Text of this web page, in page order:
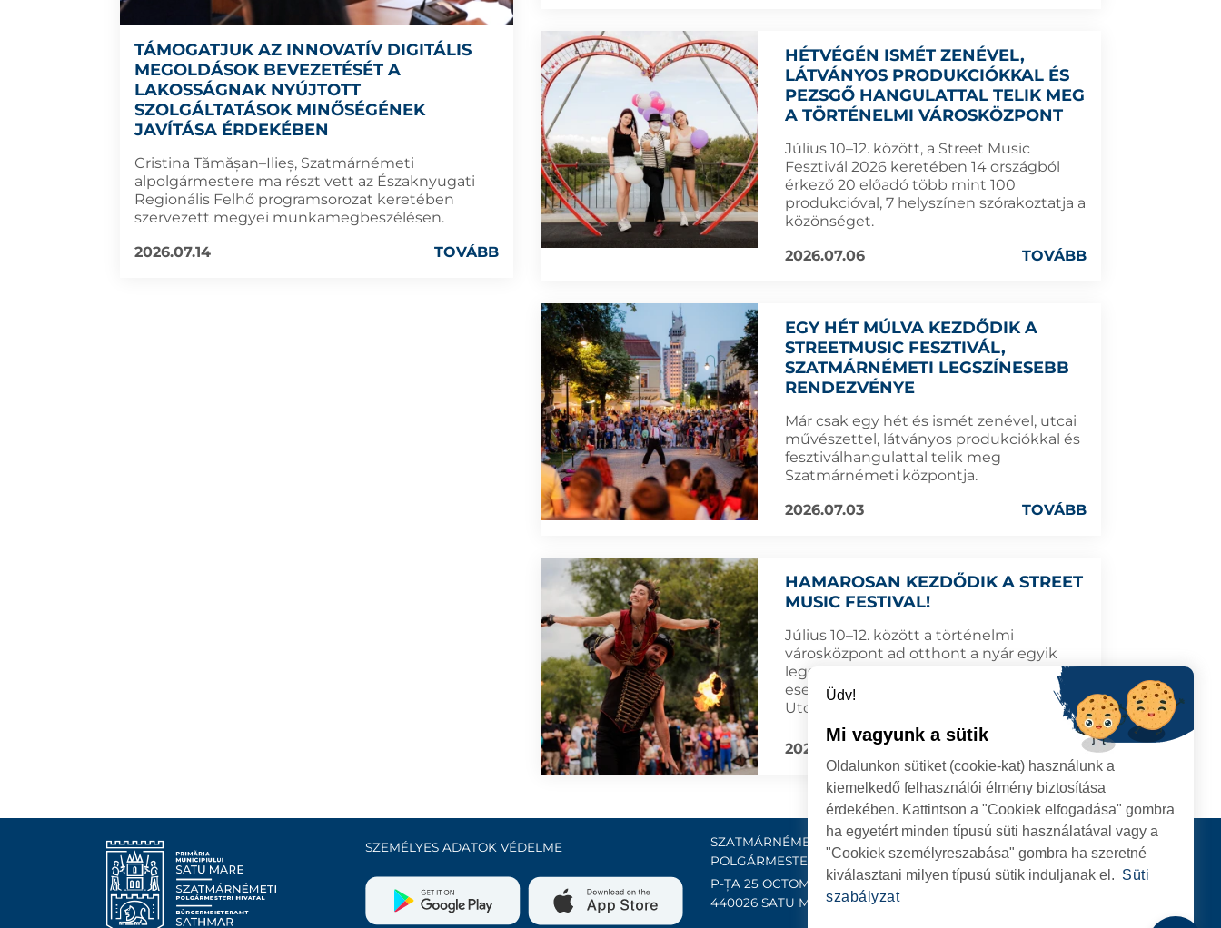
TÁMOGATJUK AZ INNOVATÍV DIGITÁLIS
MEGOLDÁSOK BEVEZETÉSÉT A
LAKOSSÁGNAK NYÚJTOTT
SZOLGÁLTATÁSOK MINŐSÉGÉNEK
JAVÍTÁSA ÉRDEKÉBEN
Cristina Tămășan–Ilieș, Szatmárnémeti
alpolgármestere ma részt vett az Északnyugati
Regionális Felhő programsorozat keretében
szervezett megyei munkamegbeszélésen.
2026.07.14
TOVÁBB
HÉTVÉGÉN ISMÉT ZENÉVEL,
LÁTVÁNYOS PRODUKCIÓKKAL ÉS
PEZSGŐ HANGULATTAL TELIK MEG
A TÖRTÉNELMI VÁROSKÖZPONT
Július 10–12. között, a Street Music
Fesztivál 2026 keretében 14 országból
érkező 20 előadó több mint 100
produkcióval, 7 helyszínen szórakoztatja a
közönséget.
2026.07.06
TOVÁBB
EGY HÉT MÚLVA KEZDŐDIK A
STREETMUSIC FESZTIVÁL,
SZATMÁRNÉMETI LEGSZÍNESEBB
RENDEZVÉNYE
Már csak egy hét és ismét zenével, utcai
művészettel, látványos produkciókkal és
fesztiválhangulattal telik meg
Szatmárnémeti központja.
2026.07.03
TOVÁBB
HAMAROSAN KEZDŐDIK A STREET
MUSIC FESTIVAL!
Július 10–12. között a történelmi
városközpont ad otthont a nyár egyik
legszínesebb és legpezsgőbb
eseményének, a Szatmárnémeti
Utcazene Fesztiválnak.
2026.07.01 TOVÁBB
SZEMÉLYES ADATOK VÉDELME
SZATMÁRNÉMETI
POLGÁRMESTERI HIVATAL
P-ȚA 25 OCTOMBRIE, NR. 1 CORP M,
440026 SATU MARE
Kapcsolat
KÖVESSENEK
Üdv!
Mi vagyunk a sütik
Oldalunkon sütiket (cookie-kat) használunk a
kiemelkedő felhasználói élmény biztosítása
érdekében. Kattintson a "Cookiek elfogadása" gombra
ha egyetért minden típusú süti használatával vagy a
"Cookiek személyreszabása" gombra ha szeretné
kiválasztani milyen típusú sütik induljanak el. Süti
szabályzat